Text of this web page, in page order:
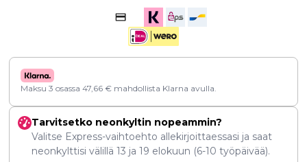
Maksu 3 osassa 47,66 € mahdollista Klarna avulla.
Tarvitsetko neonkyltin nopeammin?
Valitse Express-vaihtoehto allekirjoittaessasi ja saat
neonkylttisi välillä 13 ja 19 elokuun (6-10 työpäivää).